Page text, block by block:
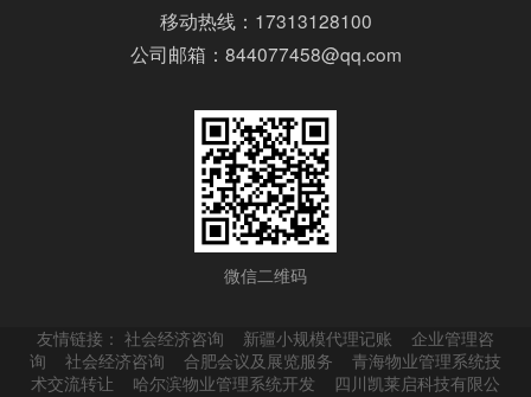
移动热线：17313128100
公司邮箱：844077458@qq.com
微信二维码
友情链接：社会经济咨询 新疆小规模代理记账
企业管理咨
询
社会经济咨询 合肥会议及展览服务
青海物业管理系统技
术交流转让
哈尔滨物业管理系统开发
四川凯莱启科技有限公